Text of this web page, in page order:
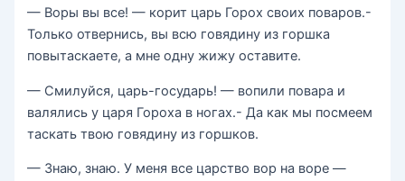
— Воры вы все! — корит царь Горох своих поваров.-
Только отвернись, вы всю говядину из горшка
повытаскаете, а мне одну жижу оставите.
— Смилуйся, царь-государь! — вопили повара и
валялись у царя Гороха в ногах.- Да как мы посмеем
таскать твою говядину из горшков.
— Знаю, знаю. У меня все царство вор на воре —